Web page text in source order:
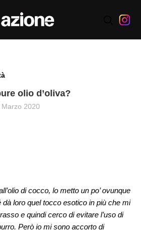
olio d’oliva?
Marzo 2020
di cocco, lo metto un po’ ovunque
loro quel tocco esotico in più che mi
e quindi cerco di evitare l’uso di
Però io mi sono accorto di